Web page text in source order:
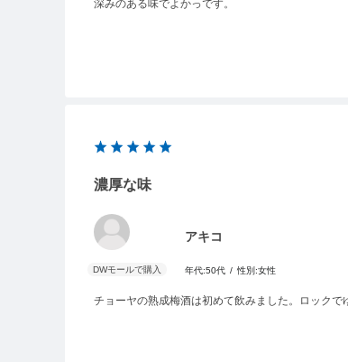
深みのある味でよかっです。
濃厚な味
アキコ
年代:50代 性別:女性
チョーヤの熟成梅酒は初めて飲みました。ロックで